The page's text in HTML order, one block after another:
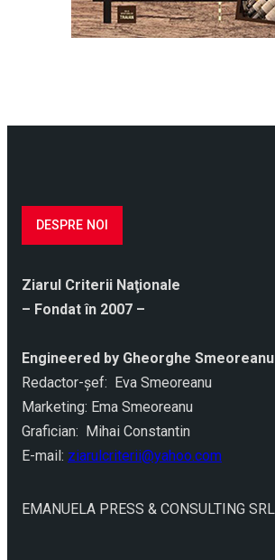
DESPRE NOI
Ziarul Criterii Naţionale
– Fondat în 2007 –
Engineered by Gheorghe Smeoreanu
Redactor-şef: Eva Smeoreanu
Marketing: Ema Smeoreanu
Grafician: Mihai Constantin
E-mail: ziarulcriterii@yahoo.com
EMANUELA PRESS & CONSULTING SRL